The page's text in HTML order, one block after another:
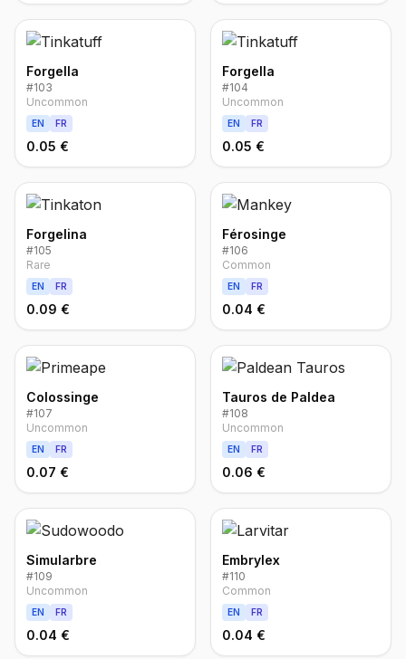
Forgella
#103
Uncommon
EN FR
0.05 €
Forgella
#104
Uncommon
EN FR
0.05 €
Forgelina
#105
Rare
EN FR
0.09 €
Férosinge
#106
Common
EN FR
0.04 €
Colossinge
#107
Uncommon
EN FR
0.07 €
Tauros de Paldea
#108
Uncommon
EN FR
0.06 €
Simularbre
#109
Uncommon
EN FR
0.04 €
Embrylex
#110
Common
EN FR
0.04 €